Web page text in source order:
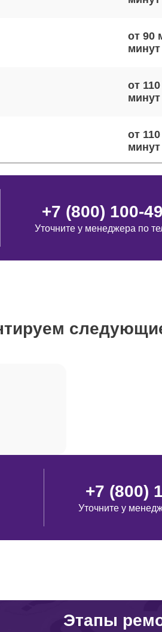
от 90
от
от
от
от
+7 (800) 100-
Уточните у менеджера по
+7 (800)
Уточните у
Этапы